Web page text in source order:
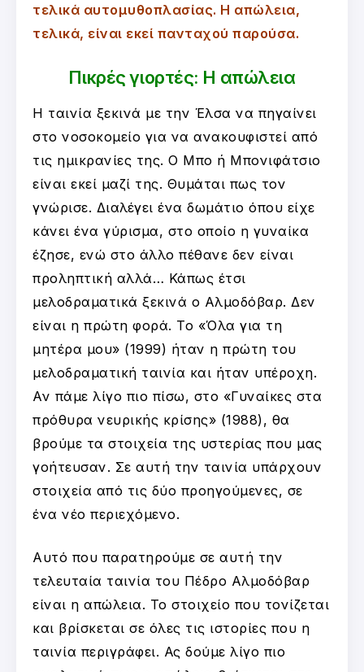
τελικά αυτομυθοπλασίας. Η απώλεια,
τελικά, είναι εκεί πανταχού παρούσα.
Πικρές γιορτές: Η απώλεια
Η ταινία ξεκινά με την Έλσα να πηγαίνει
στο νοσοκομείο για να ανακουφιστεί από
τις ημικρανίες της. Ο Μπο ή Μπονιφάτσιο
είναι εκεί μαζί της. Θυμάται πως τον
γνώρισε. Διαλέγει ένα δωμάτιο όπου είχε
κάνει ένα γύρισμα, στο οποίο η γυναίκα
έζησε, ενώ στο άλλο πέθανε δεν είναι
προληπτική αλλά… Κάπως έτσι
μελοδραματικά ξεκινά ο Αλμοδόβαρ. Δεν
είναι η πρώτη φορά. Το «Όλα για τη
μητέρα μου» (1999) ήταν η πρώτη του
μελοδραματική ταινία και ήταν υπέροχη.
Αν πάμε λίγο πιο πίσω, στο «Γυναίκες στα
πρόθυρα νευρικής κρίσης» (1988), θα
βρούμε τα στοιχεία της υστερίας που μας
γοήτευσαν. Σε αυτή την ταινία υπάρχουν
στοιχεία από τις δύο προηγούμενες, σε
ένα νέο περιεχόμενο.
Αυτό που παρατηρούμε σε αυτή την
τελευταία ταινία του Πέδρο Αλμοδόβαρ
είναι η απώλεια. Το στοιχείο που τονίζεται
και βρίσκεται σε όλες τις ιστορίες που η
ταινία περιγράφει. Ας δούμε λίγο πιο